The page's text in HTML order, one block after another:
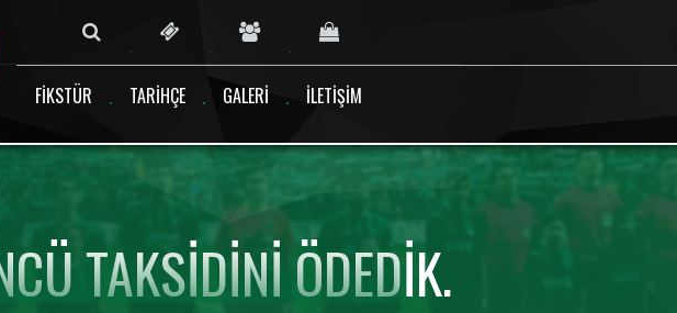
FIKSTÜR TARIHÇE GALERI İLETIŞIM
TAKSIDINI ÖDEDIK.